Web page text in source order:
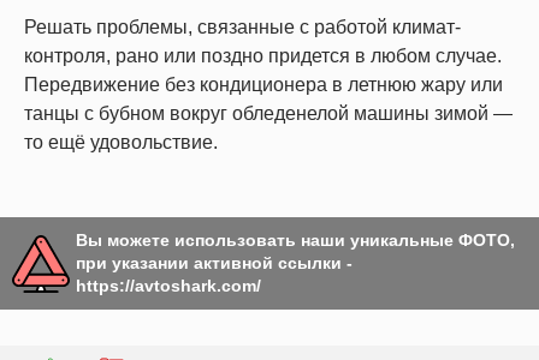
Решать проблемы, связанные с работой климат-
контроля, рано или поздно придется в любом случае.
Передвижение без кондиционера в летнюю жару или
танцы с бубном вокруг обледенелой машины зимой —
то ещё удовольствие.
Вы можете использовать наши уникальные ФОТО,
при указании активной ссылки -
https://avtoshark.com/